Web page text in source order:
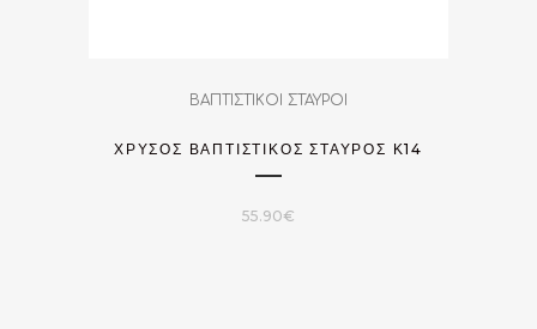
ΒΑΠΤΙΣΤΙΚΟΙ ΣΤΑΥΡΟΙ
ΧΡΥΣΌΣ ΒΑΠΤΙΣΤΙΚΌΣ ΣΤΑΎΡΟΣ Κ14
55.90€